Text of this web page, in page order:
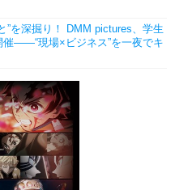
”を深掘り！ DMM pictures、学生
催――“現場×ビジネス”を一夜でキ